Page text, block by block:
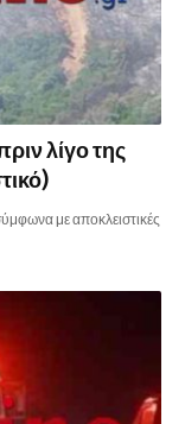
λίγο της
με αποκλειστικές